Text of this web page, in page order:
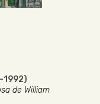
1992)
de William